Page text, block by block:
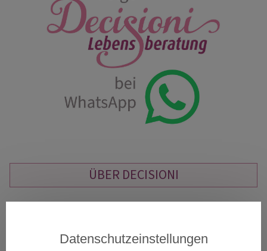
ÜBER DECISIONI
"Decisioni - Entscheidungen formen Dein Schicksal" so
italienischen Entscheidungen und vor allem um diese
geht es im Leben. Entscheidungen sind ein Moment in
Datenschutzeinstellungen